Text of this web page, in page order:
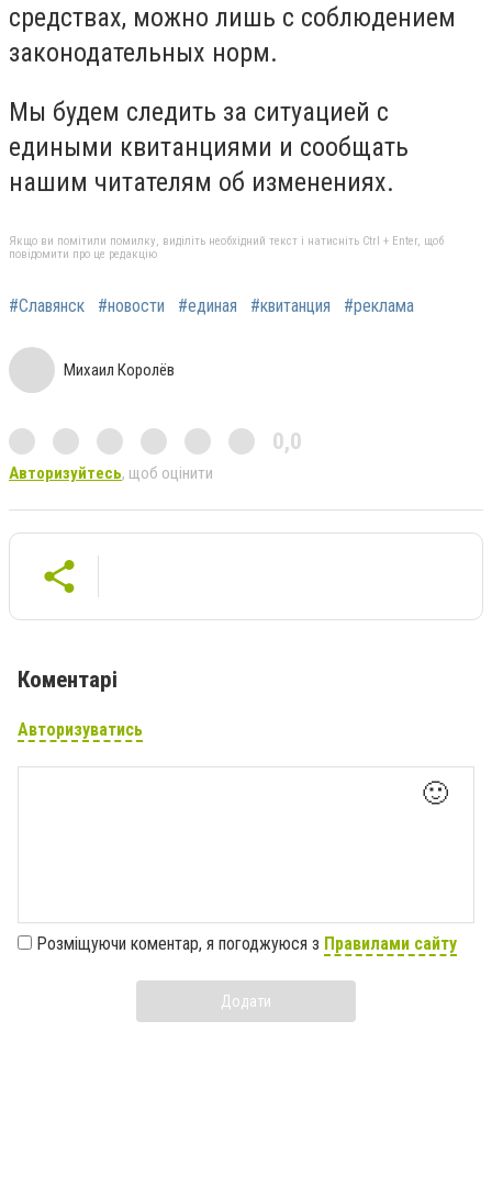
средствах, можно лишь с соблюдением
законодательных норм.
Мы будем следить за ситуацией с
едиными квитанциями и сообщать
нашим читателям об изменениях.
Якщо ви помітили помилку, виділіть необхідний текст і натисніть Ctrl + Enter, щоб
повідомити про це редакцію
#Славянск #новости #единая #квитанция #реклама
Михаил Королёв
0,0
Авторизуйтесь, щоб оцінити
Коментарі
Авторизуватись
🙂
Розміщуючи коментар, я погоджуюся з Правилами сайту
Додати